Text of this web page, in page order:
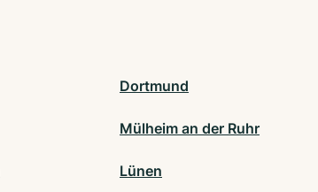
Dortmund
Mülheim an der Ruhr
Lünen